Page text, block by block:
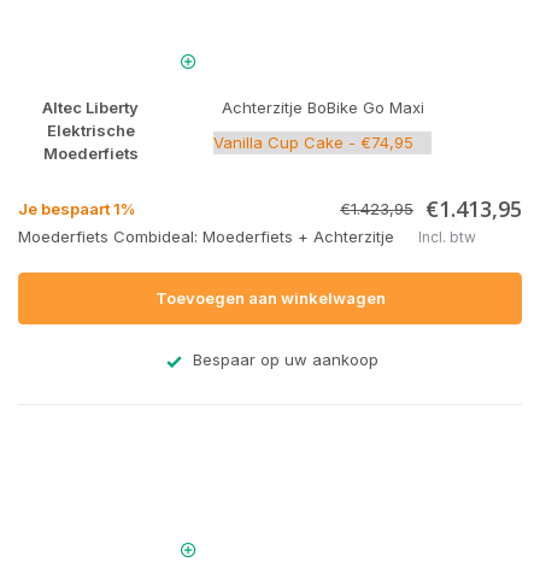
Altec Liberty
Elektrische
Moederfiets
Achterzitje BoBike Go Maxi
Je bespaart 1% €1.423,95 €1.413,95
Moederfiets Combideal: Moederfiets + Achterzitje Incl. btw
Toevoegen aan winkelwagen
Bespaar op uw aankoop